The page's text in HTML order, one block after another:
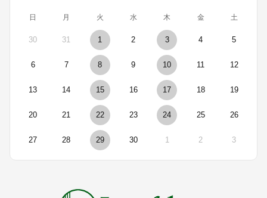
日 月 火 水 木 金 土
30 31 1 2 3 4 5
6 7 8 9 10 11 12
13 14 15 16 17 18 19
20 21 22 23 24 25 26
27 28 29 30 1 2 3